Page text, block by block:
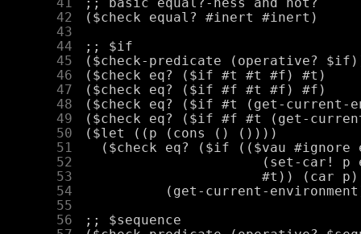
     41
     42
     43
     44
     45
     46
     47
     48
     49
     50
     51
     52
     53
     54
     55
     56